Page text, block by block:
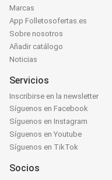
Marcas
App Folletosofertas.es
Sobre nosotros
Añadir catálogo
Noticias
Servicios
Inscribirse en la newsletter
Síguenos en Facebook
Síguenos en Instagram
Síguenos en Youtube
Síguenos en TikTok
Socios